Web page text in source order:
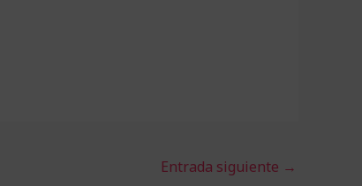
Entrada siguiente →